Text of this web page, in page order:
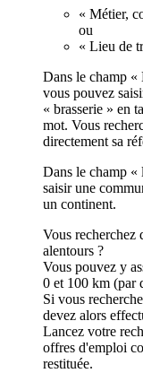
« Métier,
ou
« Lieu de
Dans le champ «
vous pouvez
« brasserie » en
mot. Vous
directement sa
Dans le champ «
saisir une
un continent.
Vous recherchez
alentours ?
Vous pouvez y
0 et 100 km (par
Si vous
devez alors
Lancez votre
offres d'emploi
restituée.